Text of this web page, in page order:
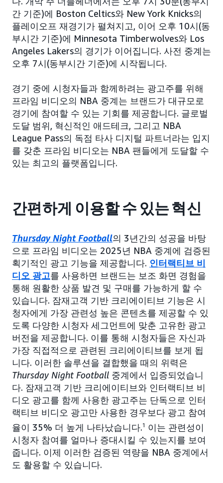
간 기준)에 Boston Celtics와 New York Knicks의
플레이오프 재경기가 펼쳐지고, 이어 오후 10시(동
부시간 기준)에 Minnesota Timberwolves와 Los
Angeles Lakers의 경기가 이어집니다. 사전 중계는
오후 7시(동부시간 기준)에 시작됩니다.
경기 중에 시청자들과 함께하려는 광고주를 위해
프라임 비디오의 NBA 중계는 브랜드가 대규모로
경기에 참여할 수 있는 기회를 제공합니다. 글로벌
도달 범위, 혁신적인 애드테크, 그리고 NBA
League Pass의 독점 타사 디지털 파트너라는 입지
를 갖춘 프라임 비디오는 NBA 팬들에게 도달할 수
있는 최고의 플랫폼입니다.
간편하게 이용할 수 있는 혁신
Thursday Night Football의 3년간의 성공을 바탕
으로 프라임 비디오는 2025년 NBA 중계에 검증된
획기적인 광고 기능을 제공합니다. 인터랙티브 비
디오 광고를 사용하면 브랜드는 보조 화면 경험을
통해 원활한 상품 발견 및 구매를 가능하게 할 수
있습니다. 잠재고객 기반 크리에이티브 기능은 시
청자에게 가장 관련성 높은 콘텐츠를 제공할 수 있
도록 다양한 시청자 세그먼트에 맞춘 고유한 광고
버전을 제공합니다. 이를 통해 시청자들은 자신과
가장 직접적으로 관련된 크리에이티브를 보게 됩
니다. 이러한 솔루션을 결합했을 때의 위력은
Thursday Night Football 중계에서 입증되었습니
다. 잠재고객 기반 크리에이티브와 인터랙티브 비
디오 광고를 함께 사용한 광고주는 단독으로 인터
랙티브 비디오 광고만 사용한 경우보다 광고 참여
율이 35% 더 높게 나타났습니다.1
이는 관련성이
시청자 참여를 얼마나 증대시킬 수 있는지를 보여
줍니다. 이제 이러한 검증된 역량을 NBA 중계에서
도 활용할 수 있습니다.